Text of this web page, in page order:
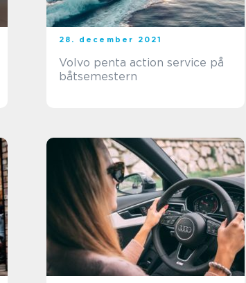
28. december 2021
Volvo penta action service på
båtsemestern